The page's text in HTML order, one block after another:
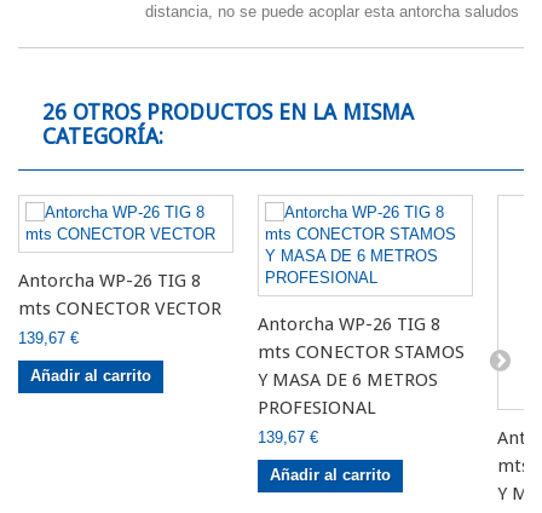
distancia, no se puede acoplar esta antorcha saludos
26 OTROS PRODUCTOS EN LA MISMA
CATEGORÍA:
Antorcha WP-26 TIG 8
mts CONECTOR VECTOR
139,67 €
Añadir al carrito
Antorcha WP-26 TIG 8
mts CONECTOR STAMOS
Y MASA DE 6 METROS
PROFESIONAL
139,67 €
Añadir al carrito
mts
Y